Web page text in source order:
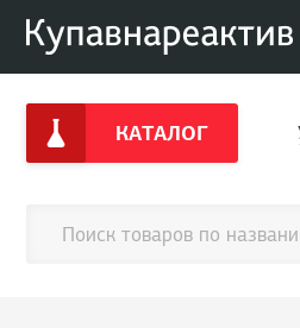
КАТАЛОГ